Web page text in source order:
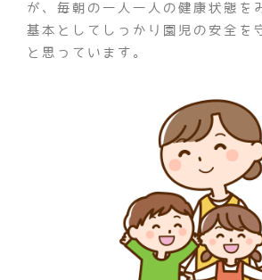
が、毎朝の一人一人の健康状態を
基本としてしっかり園児の安全を
と思っています。